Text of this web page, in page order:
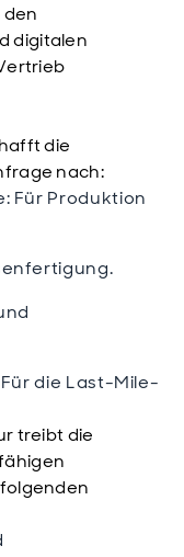
digitalen
die
nach:
Für Produktion
die Last-Mile-
treibt die